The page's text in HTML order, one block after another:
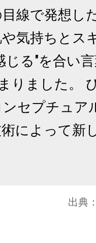
線で発想し
気持ちとス
じる"を合い
りました。
セプチュア
によって新
出典